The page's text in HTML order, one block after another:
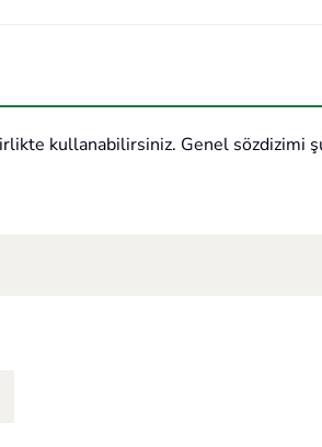
kullanabilirsiniz. Genel sözdizimi